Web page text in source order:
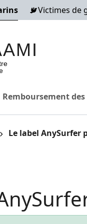
Victimes de
Remboursement
Le label AnySurfer